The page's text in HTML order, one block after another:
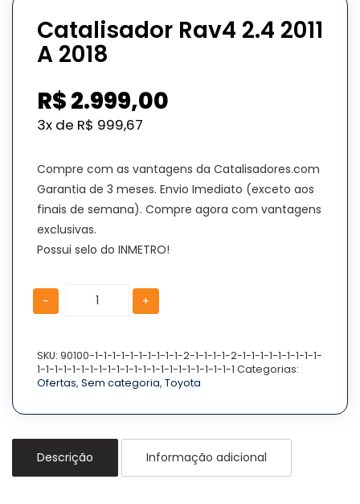
Catalisador Rav4 2.4 2011
A 2018
R$2.999,00
3x de R$ 999,67
Compre com as vantagens da Catalisadores.com
Garantia de 3 meses. Envio Imediato (exceto aos
finais de semana). Compre agora com vantagens
exclusivas.
Possui selo do INMETRO!
Catalisador
Rav4
A
2018
quantidade
Catalisador
Rav4
A
2018
quantidade
+
-
SKU: 90100-1-1-1-1-1-1-1-1-1-1-2-1-1-1-1-2-1-1-1-1-1-1-1-1-1-
1-1-1-1-1-1-1-1-1-1-1-1-1-1-1-1-1-1-1-1-1-1-1 Categorias:
Ofertas, Sem categoria, Toyota
Descrição Informação adicional